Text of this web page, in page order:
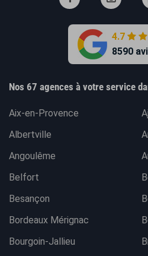
4.7
8590
Nos 67 agences à votre service
Aix-en-Provence
Albertville
Angoulême
Belfort
Besançon
Bordeaux Mérignac
Bourgoin-Jallieu